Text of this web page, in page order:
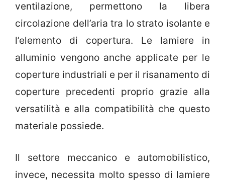
ventilazione, permettono la libera
circolazione dell’aria tra lo strato isolante e
l’elemento di copertura. Le lamiere in
alluminio vengono anche applicate per le
coperture industriali e per il risanamento di
coperture precedenti proprio grazie alla
versatilità e alla compatibilità che questo
materiale possiede.
Il settore meccanico e automobilistico,
invece, necessita molto spesso di lamiere